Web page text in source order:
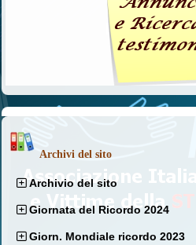
Archivi del sito
Archivio del sito
Giornata del Ricordo 2024
Giorn. Mondiale ricordo 2023